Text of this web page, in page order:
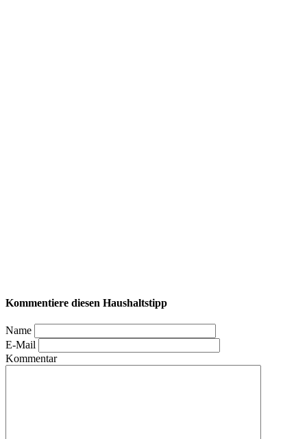
Kommentiere diesen Haushaltstipp
Name
E-Mail
Kommentar